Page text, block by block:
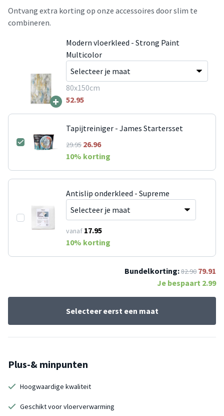
Ontvang extra korting op onze accessoires door slim te
combineren.
+
Modern vloerkleed - Strong Paint
Multicolor
80x150cm
52.95
Tapijtreiniger - James Startersset
29.9526.96
10% korting
Antislip onderkleed - Supreme
vanaf 17.95
10% korting
Bundelkorting:82.90 79.91
Je bespaart 2.99
Selecteer eerst een maat
Plus-& minpunten
Hoogwaardige kwaliteit
Geschikt voor vloerverwarming